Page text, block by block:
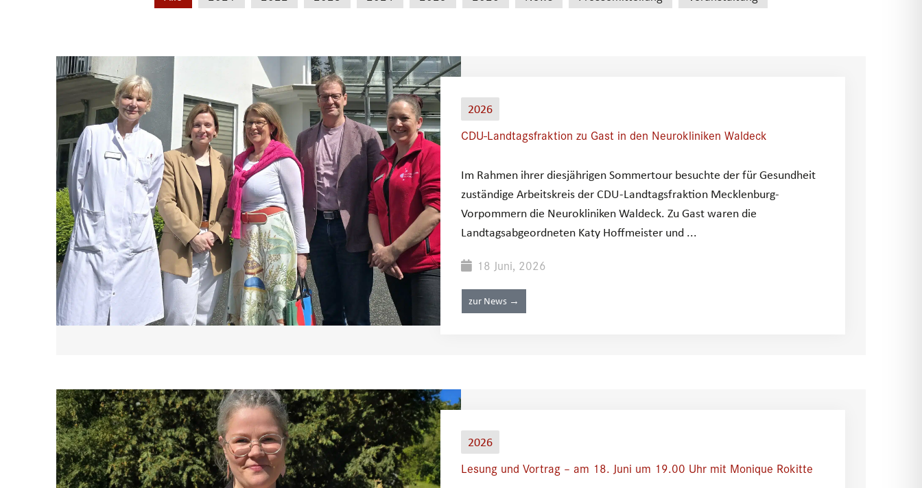
2026
CDU-Landtagsfraktion zu Gast in den Neurokliniken Waldeck
Im Rahmen ihrer diesjährigen Sommertour besuchte der für Gesundheit
zuständige Arbeitskreis der CDU-Landtagsfraktion Mecklenburg-
Vorpommern die Neurokliniken Waldeck. Zu Gast waren die
Landtagsabgeordneten Katy Hoffmeister und ...
18 Juni, 2026
zur News →
2026
Lesung und Vortrag – am 18. Juni um 19.00 Uhr mit Monique Rokitte